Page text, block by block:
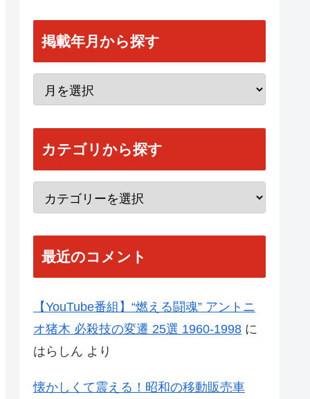
掲載年月から探す
カテゴリから探す
最近のコメント
【YouTube番組】“燃える闘魂” アントニ
オ猪木 必殺技の変遷 25選 1960-1998 に
はらしん より
懐かしくて震える！昭和の移動販売車